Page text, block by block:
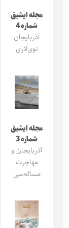
مجله ایشیق
شماره 4
آذربایجان
توی‌لاری
مجله ایشیق
شماره 3
آذربایجان و
مهاجرت
مساله‌سی